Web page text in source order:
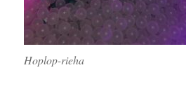
Hoplop-rieha